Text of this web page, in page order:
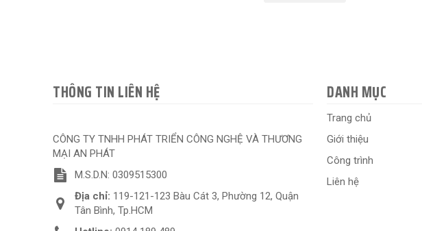
THÔNG TIN LIÊN HỆ
CÔNG TY TNHH PHÁT TRIỂN CÔNG NGHỆ VÀ THƯƠNG
MẠI AN PHÁT
M.S.D.N: 0309515300
Địa chỉ: 119-121-123 Bàu Cát 3, Phường 12, Quận
Tân Bình, Tp.HCM
DANH MỤC
Trang chủ
Giới thiệu
Công trình
Liên hệ